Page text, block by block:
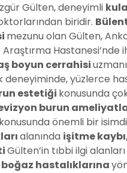
Gülten, deneyimli
biridir.
mezunu olan Gülten,
Hastanesi’nde
boyun cerrahisi
deneyiminde, yüzlerce
estetiği konusunda
burun
konusunda önemli bir
alanında işitme
Gülten’in tıbbi ilgi
boğaz hastalıklarına